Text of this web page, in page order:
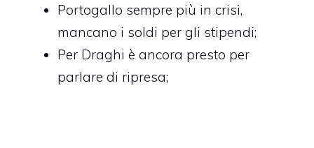
Portogallo sempre più in crisi,
mancano i soldi per gli stipendi;
Per Draghi è ancora presto per
parlare di ripresa;